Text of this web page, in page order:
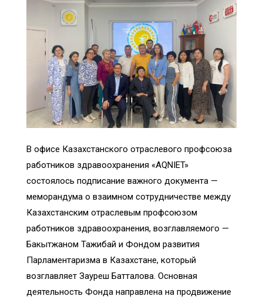
В офисе Казахстанского отраслевого профсоюза
работников здравоохранения «AQNIET»
состоялось подписание важного документа —
меморандума о взаимном сотрудничестве между
Казахстанским отраслевым профсоюзом
работников здравоохранения, возглавляемого —
Бакытжаном Тажибай и Фондом развития
Парламентаризма в Казахстане, который
возглавляет Зауреш Батталова. Основная
деятельность Фонда направлена на продвижение